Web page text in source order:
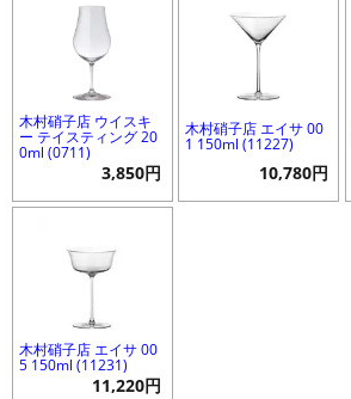
木村硝子店 ウイスキ
ー テイスティング 20
0ml (0711)
3,850円
木村硝子店 エイサ 00
1 150ml (11227)
10,780円
木村硝子店 エイサ 00
5 150ml (11231)
11,220円